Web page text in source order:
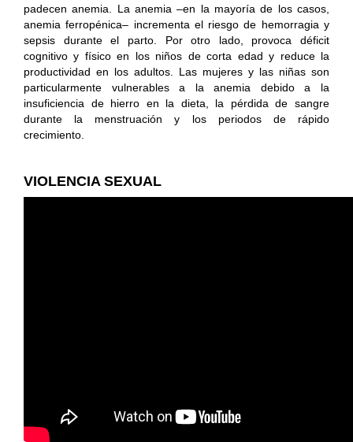
padecen anemia. La anemia –en la mayoría de los casos,
anemia ferropénica– incrementa el riesgo de hemorragia y
sepsis durante el parto. Por otro lado, provoca déficit
cognitivo y físico en los niños de corta edad y reduce la
productividad en los adultos. Las mujeres y las niñas son
particularmente vulnerables a la anemia debido a la
insuficiencia de hierro en la dieta, la pérdida de sangre
durante la menstruación y los periodos de rápido
crecimiento.
VIOLENCIA SEXUAL